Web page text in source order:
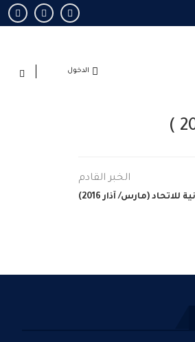
الدخول
الخبر القادم
(مارس/ آذار 2016)